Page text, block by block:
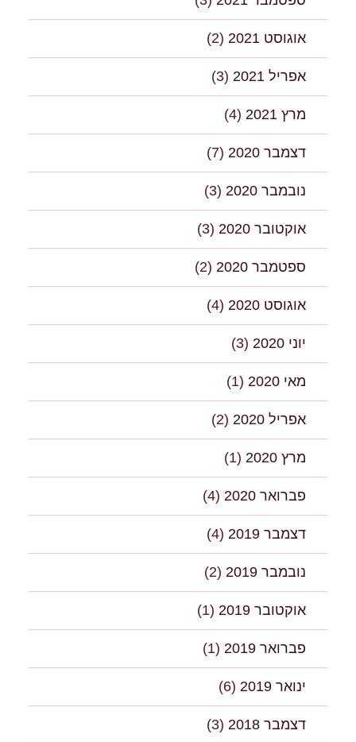
אוגוסט 2021 (2)
אפריל 2021 (3)
מרץ 2021 (4)
דצמבר 2020 (7)
נובמבר 2020 (3)
אוקטובר 2020 (3)
ספטמבר 2020 (2)
אוגוסט 2020 (4)
יוני 2020 (3)
מאי 2020 (1)
אפריל 2020 (2)
מרץ 2020 (1)
פברואר 2020 (4)
דצמבר 2019 (4)
נובמבר 2019 (2)
אוקטובר 2019 (1)
פברואר 2019 (1)
ינואר 2019 (6)
דצמבר 2018 (3)